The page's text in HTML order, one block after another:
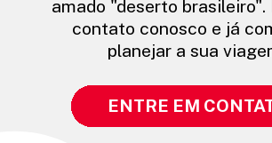
amado "deserto brasileiro".
contato conosco e já
planejar a sua
ENTRE EM